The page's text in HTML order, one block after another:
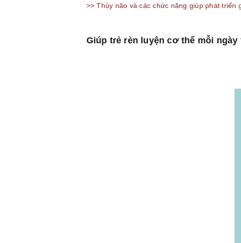
>> Thùy não và các chức năng giúp phát triển
Giúp trẻ rèn luyện cơ thể mỗi